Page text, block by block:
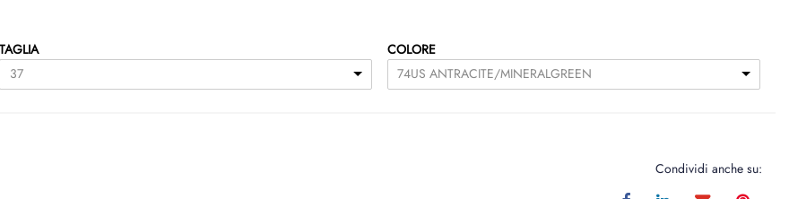
TAGLIA
37
COLORE
74US ANTRACITE/MINERALGREEN
Condividi anche su: